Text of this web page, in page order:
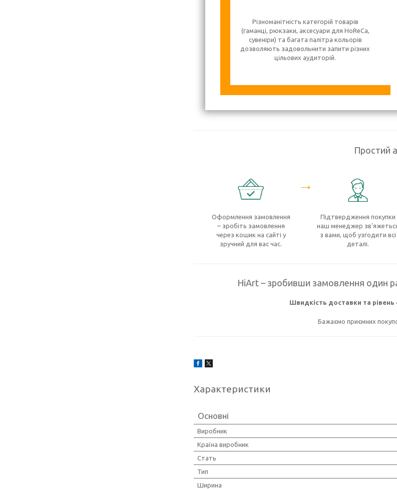
Різноманітність категорій товарів
(гаманці, рюкзаки, аксесуари для HoReCa,
сувеніри) та багата палітра кольорів
дозволяють задовольнити запити різних
цільових аудиторій.
Простий
Оформлення замовлення
– зробіть замовлення
через кошик на сайті у
зручний для вас час.
→
Підтвердження покупки
наш менеджер
з вами, щоб узгодити всі
деталі.
HiArt – зробивши замовлення один
Швидкість доставки та
Бажаємо приємних
Характеристики
Основні
Виробник
Країна виробник
Стать
Тип
Ширина